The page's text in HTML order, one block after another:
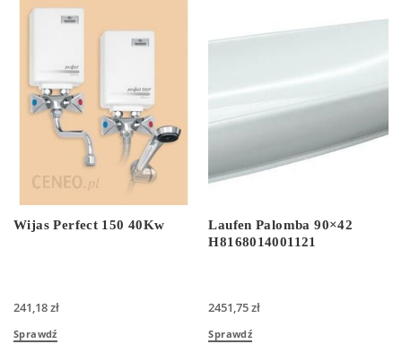
Wijas Perfect 150 40Kw
241,18zł
Sprawdź
Laufen Palomba 90×42
H8168014001121
2451,75zł
Sprawdź